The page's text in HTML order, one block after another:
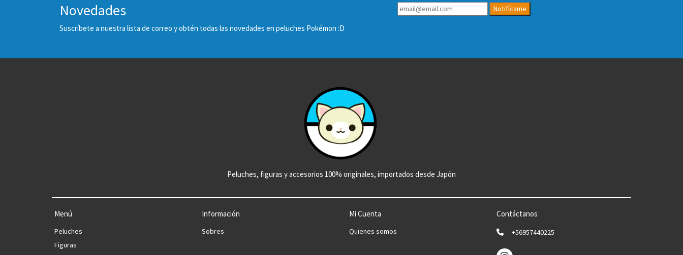
Novedades
Suscríbete a nuestra lista de correo y obtén todas las novedades en peluches Pokémon :D
Notifícame
Peluches, figuras y accesorios 100% originales, importados desde Japón
Menú
Peluches
Figuras
Información
Sobres
Mi Cuenta
Quienes somos
Contáctanos
+56957440225